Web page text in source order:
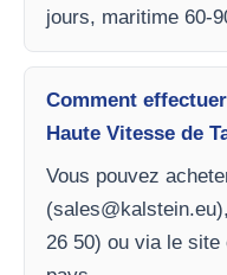
jours, maritime 60-
Comment
Haute Vitesse de
Vous pouvez
(sales@kalstein.eu
26 50) ou via le